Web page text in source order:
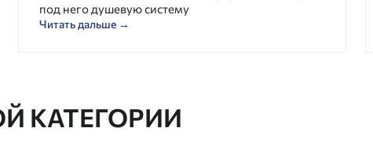
под него душевую систему
Читать дальше →
КАТЕГОРИИ